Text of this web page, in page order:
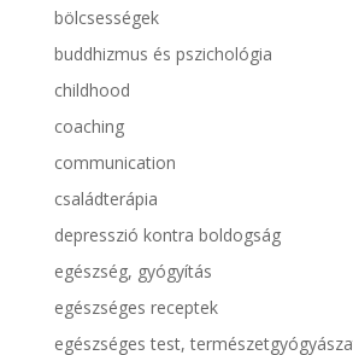
bölcsességek
buddhizmus és pszichológia
childhood
coaching
communication
családterápia
depresszió kontra boldogság
egészség, gyógyítás
egészséges receptek
egészséges test,